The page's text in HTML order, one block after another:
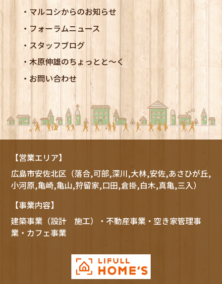
マルコシからのお知らせ
フォーラムニュース
スタッフブログ
木原伸雄のちょっとと～く
お問い合わせ
【営業エリア】
広島市安佐北区（落合,可部,深川,大林,安佐,あさひが丘,
小河原,亀崎,亀山,狩留家,口田,倉掛,白木,真亀,三入）
【事業内容】
建築事業（設計 施工）・不動産事業・空き家管理事
業・カフェ事業